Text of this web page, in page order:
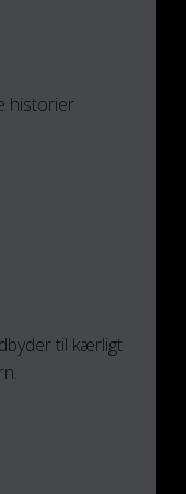
historier
til kærligt